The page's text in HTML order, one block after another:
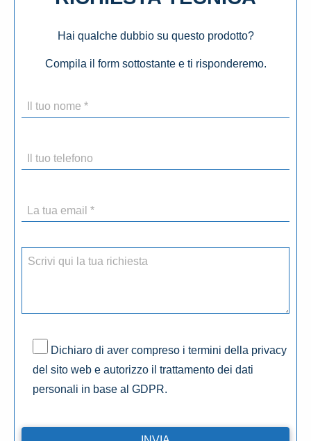
Hai qualche dubbio su questo prodotto?
Compila il form sottostante e ti risponderemo.
Dichiaro di aver compreso i termini della privacy
del sito web e autorizzo il trattamento dei dati
personali in base al GDPR.